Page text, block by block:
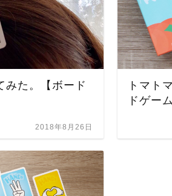
た。【ボード
2018年8月26日
トマト
ドゲーム